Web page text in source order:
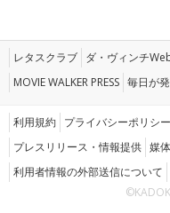
レタスクラブ ダ・ヴィンチ
MOVIE WALKER PRESS 毎日が
利用規約 プライバシーポリシー
プレスリリース・情報提供 媒
利用者情報の外部送信について